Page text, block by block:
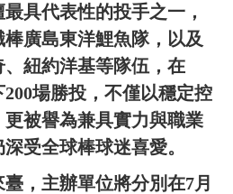
具代表性的投手之一，
廣島東洋鯉魚隊，以及
紐約洋基等隊伍，在
場勝投，不僅以穩定控
被譽為兼具實力與職業
受全球棒球迷喜愛。
，主辦單位將分別在7月